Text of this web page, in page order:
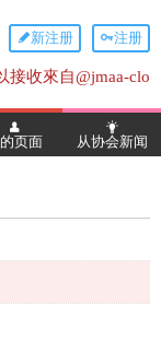
注册
新注册
接收來自@jmaa-clo
页面 从协会新闻